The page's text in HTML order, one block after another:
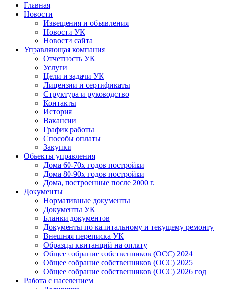
Главная
Новости
Извещения и объявления
Новости УК
Новости сайта
Управляющая компания
Отчетность УК
Услуги
Цели и задачи УК
Лицензии и сертификаты
Структура и руководство
Контакты
История
Вакансии
График работы
Способы оплаты
Закупки
Объекты управления
Дома 60-70х годов постройки
Дома 80-90х годов постройки
Дома, построенные после 2000 г.
Документы
Нормативные документы
Документы УК
Бланки документов
Документы по капитальному и текущему ремонту
Внешняя переписка УК
Образцы квитанций на оплату
Общее собрание собственников (ОСС) 2024
Общее собрание собственников (ОСС) 2025
Общее собрание собственников (ОСС) 2026 год
Работа с населением